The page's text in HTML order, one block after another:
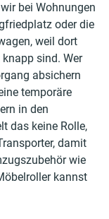
bei Wohnungen
oder die
weil dort
sind. Wer
absichern
temporäre
in den
das keine Rolle,
damit
wie
kannst